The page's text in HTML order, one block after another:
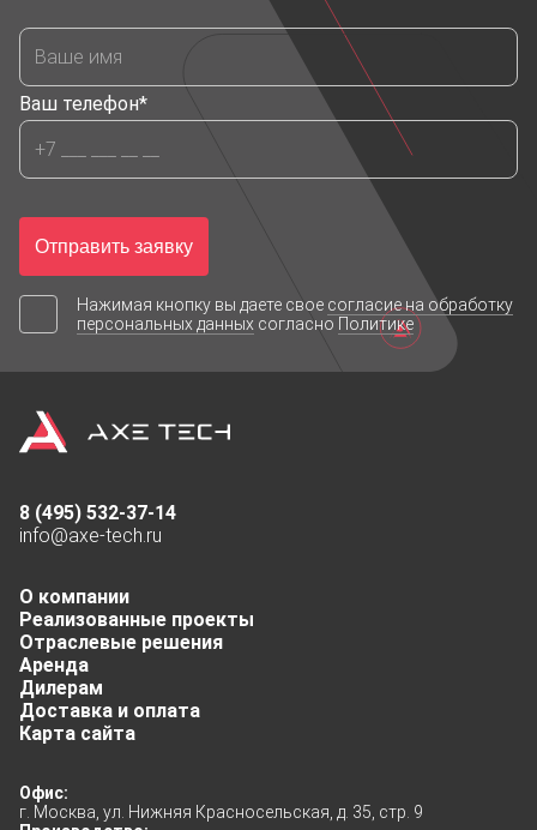
Ваш телефон*
Отправить заявку
Нажимая кнопку вы даете свое согласие на обработку
персональных данных согласно Политике
О компании
Реализованные проекты
Отраслевые решения
Аренда
Дилерам
Доставка и оплата
Карта сайта
Офис:
г. Москва, ул. Нижняя Красносельская, д. 35, стр. 9
8 (495) 532-37-14
info@axe-tech.ru